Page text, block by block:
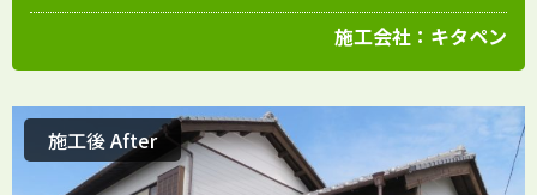
施工会社： キタペン
施工後 After